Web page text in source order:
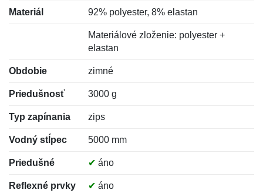
Materiál 92% polyester, 8% elastan
Materiálové zloženie: polyester +
elastan
Obdobie zimné
Priedušnosť 3000 g
Typ zapínania zips
Vodný stĺpec 5000 mm
Priedušné ✔ áno
Reflexné prvky ✔ áno